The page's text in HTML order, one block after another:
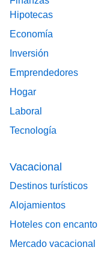
Hipotecas
Economía
Inversión
Emprendedores
Hogar
Laboral
Tecnología
Vacacional
Destinos turísticos
Alojamientos
Hoteles con encanto
Mercado vacacional